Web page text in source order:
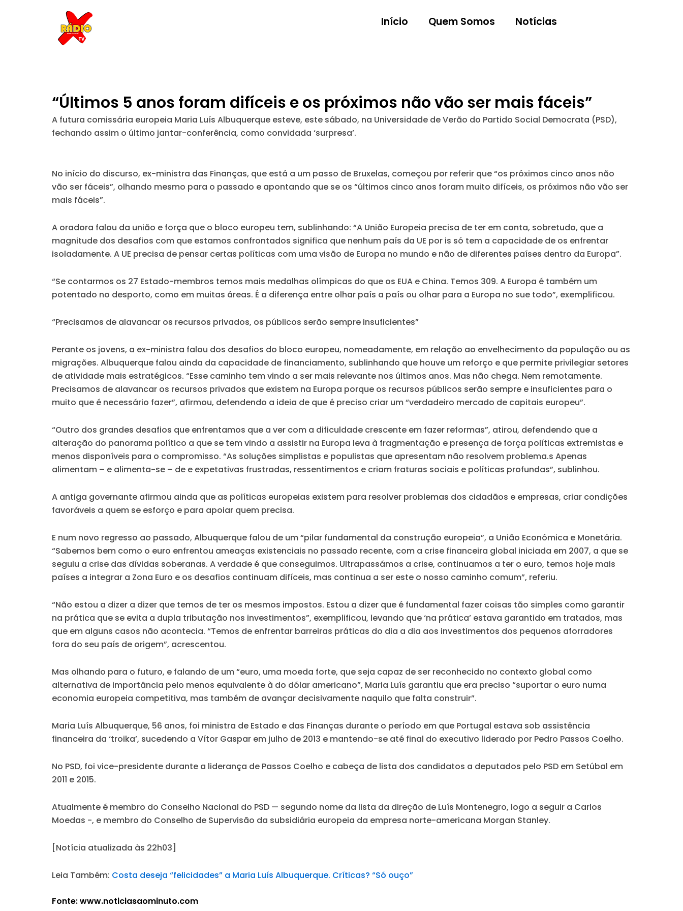
Início Quem Somos Notícias
“Últimos 5 anos foram difíceis e os próximos não vão ser mais fáceis”
A futura comissária europeia Maria Luís Albuquerque esteve, este sábado, na Universidade de Verão do Partido Social Democrata (PSD),
fechando assim o último jantar-conferência, como convidada ‘surpresa’.
No início do discurso, ex-ministra das Finanças, que está a um passo de Bruxelas, começou por referir que “os próximos cinco anos não
vão ser fáceis”, olhando mesmo para o passado e apontando que se os “últimos cinco anos foram muito difíceis, os próximos não vão ser
mais fáceis”.
A oradora falou da união e força que o bloco europeu tem, sublinhando: “A União Europeia precisa de ter em conta, sobretudo, que a
magnitude dos desafios com que estamos confrontados significa que nenhum país da UE por is só tem a capacidade de os enfrentar
isoladamente. A UE precisa de pensar certas políticas com uma visão de Europa no mundo e não de diferentes países dentro da Europa”.
“Se contarmos os 27 Estado-membros temos mais medalhas olímpicas do que os EUA e China. Temos 309. A Europa é também um
potentado no desporto, como em muitas áreas. É a diferença entre olhar país a país ou olhar para a Europa no sue todo”, exemplificou.
“Precisamos de alavancar os recursos privados, os públicos serão sempre insuficientes”
Perante os jovens, a ex-ministra falou dos desafios do bloco europeu, nomeadamente, em relação ao envelhecimento da população ou as
migrações. Albuquerque falou ainda da capacidade de financiamento, sublinhando que houve um reforço e que permite privilegiar setores
de atividade mais estratégicos. “Esse caminho tem vindo a ser mais relevante nos últimos anos. Mas não chega. Nem remotamente.
Precisamos de alavancar os recursos privados que existem na Europa porque os recursos públicos serão sempre e insuficientes para o
muito que é necessário fazer”, afirmou, defendendo a ideia de que é preciso criar um “verdadeiro mercado de capitais europeu”.
“Outro dos grandes desafios que enfrentamos que a ver com a dificuldade crescente em fazer reformas”, atirou, defendendo que a
alteração do panorama político a que se tem vindo a assistir na Europa leva à fragmentação e presença de força políticas extremistas e
menos disponíveis para o compromisso. “As soluções simplistas e populistas que apresentam não resolvem problema.s Apenas
alimentam – e alimenta-se – de e expetativas frustradas, ressentimentos e criam fraturas sociais e políticas profundas”, sublinhou.
A antiga governante afirmou ainda que as políticas europeias existem para resolver problemas dos cidadãos e empresas, criar condições
favoráveis a quem se esforço e para apoiar quem precisa.
E num novo regresso ao passado, Albuquerque falou de um “pilar fundamental da construção europeia”, a União Económica e Monetária.
“Sabemos bem como o euro enfrentou ameaças existenciais no passado recente, com a crise financeira global iniciada em 2007, a que se
seguiu a crise das dívidas soberanas. A verdade é que conseguimos. Ultrapassámos a crise, continuamos a ter o euro, temos hoje mais
países a integrar a Zona Euro e os desafios continuam difíceis, mas continua a ser este o nosso caminho comum”, referiu.
“Não estou a dizer a dizer que temos de ter os mesmos impostos. Estou a dizer que é fundamental fazer coisas tão simples como garantir
na prática que se evita a dupla tributação nos investimentos”, exemplificou, levando que ‘na prática’ estava garantido em tratados, mas
que em alguns casos não acontecia. “Temos de enfrentar barreiras práticas do dia a dia aos investimentos dos pequenos aforradores
fora do seu país de origem”, acrescentou.
Mas olhando para o futuro, e falando de um “euro, uma moeda forte, que seja capaz de ser reconhecido no contexto global como
alternativa de importância pelo menos equivalente à do dólar americano”, Maria Luís garantiu que era preciso “suportar o euro numa
economia europeia competitiva, mas também de avançar decisivamente naquilo que falta construir”.
Maria Luís Albuquerque, 56 anos, foi ministra de Estado e das Finanças durante o período em que Portugal estava sob assistência
financeira da ‘troika’, sucedendo a Vítor Gaspar em julho de 2013 e mantendo-se até final do executivo liderado por Pedro Passos Coelho.
No PSD, foi vice-presidente durante a liderança de Passos Coelho e cabeça de lista dos candidatos a deputados pelo PSD em Setúbal em
2011 e 2015.
Atualmente é membro do Conselho Nacional do PSD — segundo nome da lista da direção de Luís Montenegro, logo a seguir a Carlos
Moedas -, e membro do Conselho de Supervisão da subsidiária europeia da empresa norte-americana Morgan Stanley.
[Notícia atualizada às 22h03]
Leia Também: Costa deseja “felicidades” a Maria Luís Albuquerque. Críticas? “Só ouço”
Fonte: www.noticiasaominuto.com